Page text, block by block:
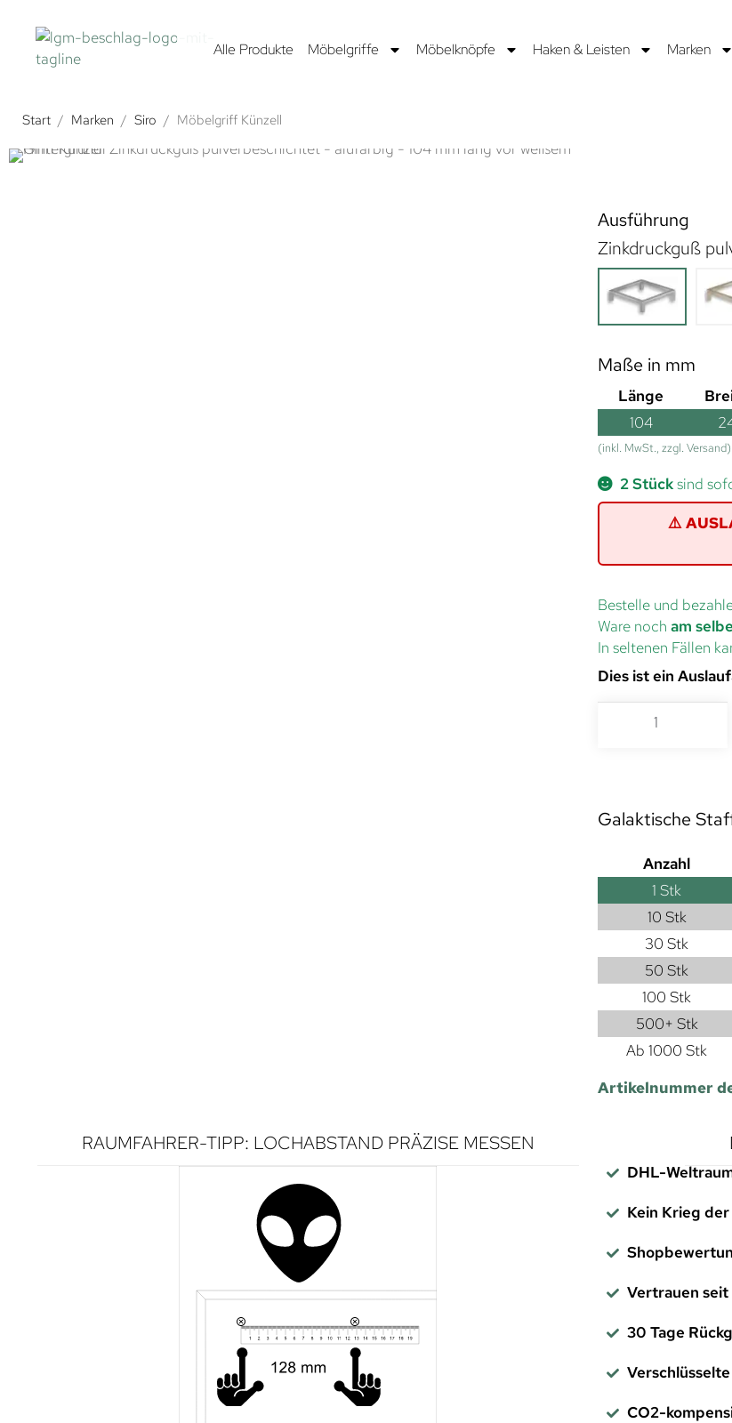
Alle Produkte Möbelgriffe Möbelknöpfe Haken & Leisten Marken
Start / Marken / Siro / Möbelgriff Künzell
Ausführung
Zinkdruckguß
Maße in mm
Länge
104
(inkl. MwSt., zzgl. Versand)
2 Stücksind
⚠️
Bestelle und
Ware noch am
In seltenen Fällen
Dies ist ein
Galaktische
Anzahl
1 Stk
10 Stk
30 Stk
50 Stk
100 Stk
500+ Stk
Ab 1000 Stk
Artikelnummer
RAUMFAHRER-TIPP: LOCHABSTAND PRÄZISE MESSEN
DHL-
Kein Krieg
Vertrauen
30 Tage
CO2-